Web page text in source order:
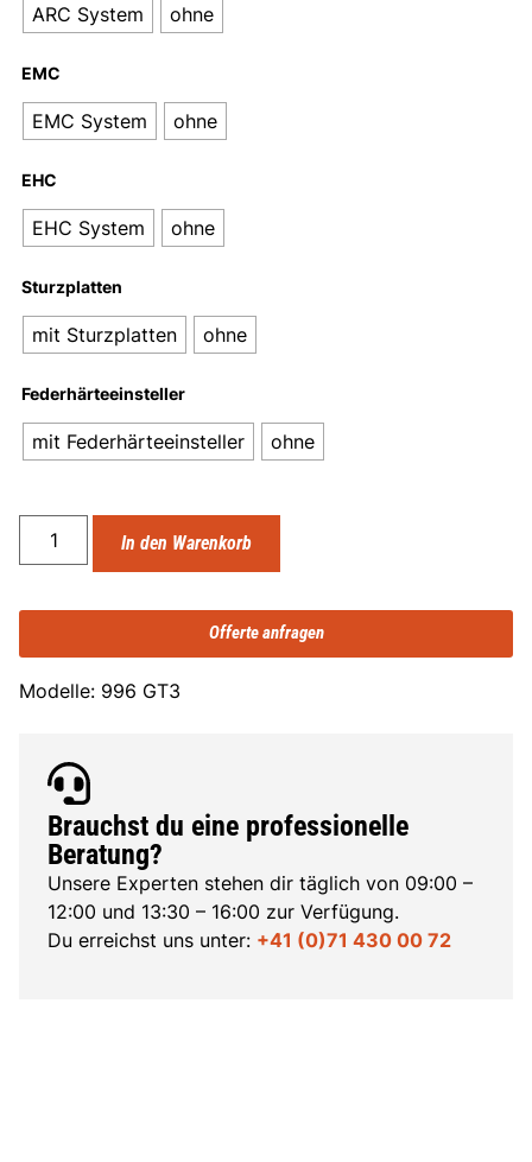
ARC System ohne
EMC
EMC System ohne
EHC
EHC System ohne
Sturzplatten
mit Sturzplatten ohne
Federhärteeinsteller
mit Federhärteeinsteller ohne
In den Warenkorb
Offerte anfragen
Modelle: 996 GT3
Brauchst du eine professionelle
Beratung?
Unsere Experten stehen dir täglich von 09:00 –
12:00 und 13:30 – 16:00 zur Verfügung.
Du erreichst uns unter: +41 (0)71 430 00 72